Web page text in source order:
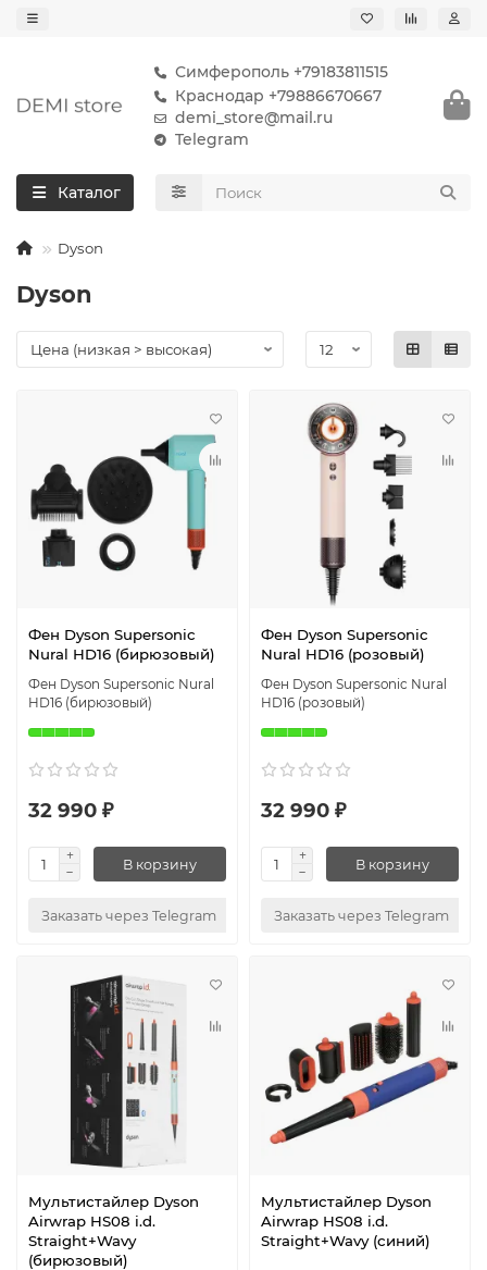
Симферополь +79183811515
Краснодар +79886670667
demi_store@mail.ru
Telegram
Каталог
Dyson
Dyson
Фен Dyson Supersonic
Nural HD16 (бирюзовый)
Фен Dyson Supersonic Nural
HD16 (бирюзовый)
32 990 ₽
В корзину
Заказать через Telegram
Фен Dyson Supersonic
Nural HD16 (розовый)
Фен Dyson Supersonic Nural
HD16 (розовый)
32 990 ₽
В корзину
Заказать через Telegram
Мультистайлер Dyson
Airwrap HS08 i.d.
Straight+Wavy
(бирюзовый)
Мультистайлер Dyson
Airwrap HS08 i.d.
Straight+Wavy (синий)